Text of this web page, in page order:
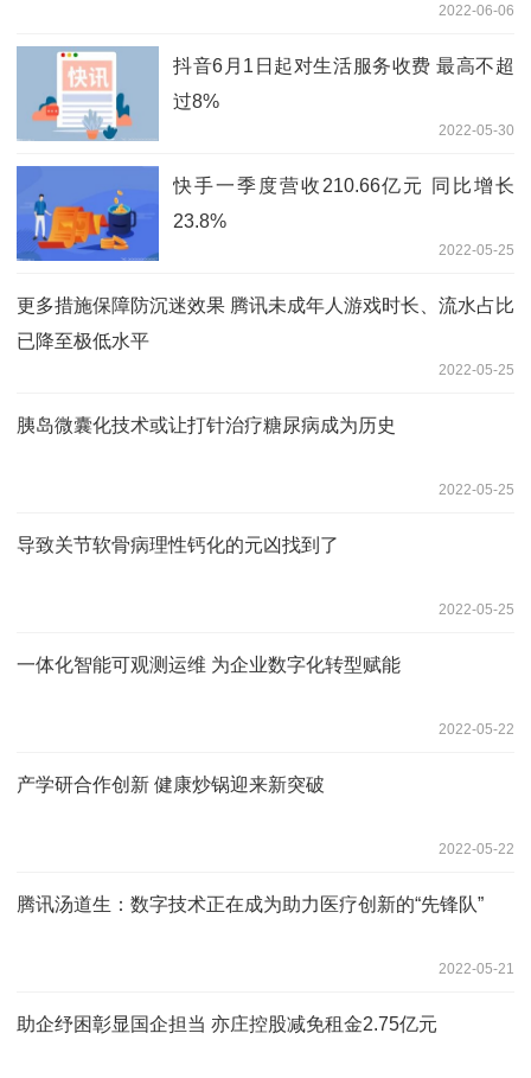
2022-06-06
抖音6月1日起对生活服务收费 最高不超
过8%
2022-05-30
快手一季度营收210.66亿元 同比增长
23.8%
2022-05-25
更多措施保障防沉迷效果 腾讯未成年人游戏时长、流水占比
已降至极低水平
2022-05-25
胰岛微囊化技术或让打针治疗糖尿病成为历史
2022-05-25
导致关节软骨病理性钙化的元凶找到了
2022-05-25
一体化智能可观测运维 为企业数字化转型赋能
2022-05-22
产学研合作创新 健康炒锅迎来新突破
2022-05-22
腾讯汤道生：数字技术正在成为助力医疗创新的“先锋队”
2022-05-21
助企纾困彰显国企担当 亦庄控股减免租金2.75亿元